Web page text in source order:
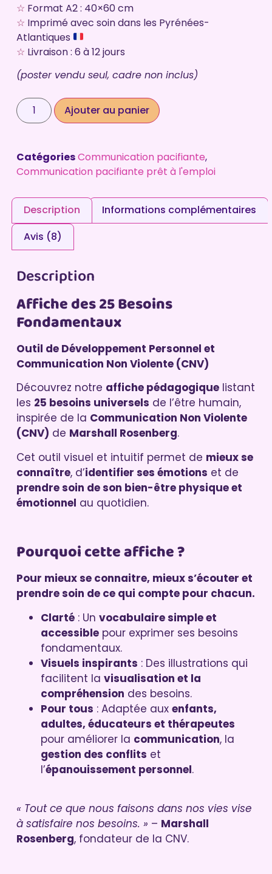
☆ Format A2 : 40×60 cm
☆ Imprimé avec soin dans les Pyrénées-
Atlantiques
☆ Livraison : 6 à 12 jours
(poster vendu seul, cadre non inclus)
Ajouter au panier
CatégoriesCommunication pacifiante,
Communication pacifiante prêt à l'emploi
Description
Informations complémentaires
Avis (8)
Description
Affiche des 25 Besoins
Fondamentaux
Outil de Développement Personnel et
Communication Non Violente (CNV)
Découvrez notre affiche pédagogique listant
les 25 besoins universels de l’être humain,
inspirée de la Communication Non Violente
(CNV) de Marshall Rosenberg.
Cet outil visuel et intuitif permet de mieux se
connaître, d’identifier ses émotions et de
prendre soin de son bien-être physique et
émotionnel au quotidien.
Pourquoi cette affiche ?
Pour mieux se connaitre, mieux s’écouter et
prendre soin de ce qui compte pour chacun.
Clarté : Un vocabulaire simple et
accessible pour exprimer ses besoins
fondamentaux.
Visuels inspirants : Des illustrations qui
facilitent la visualisation et la
compréhension des besoins.
Pour tous : Adaptée aux enfants,
adultes, éducateurs et thérapeutes
pour améliorer la communication, la
gestion des conflits et
l’épanouissement personnel.
« Tout ce que nous faisons dans nos vies vise
à satisfaire nos besoins. » – Marshall
Rosenberg, fondateur de la CNV.